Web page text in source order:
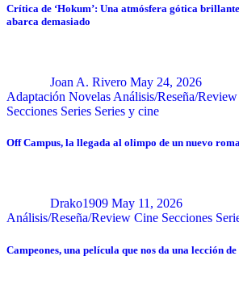
Crítica de ‘Hokum’: Una atmósfera gótica
abarca demasiado
Joan A. Rivero May 24, 2026
Adaptación Novelas Análisis/Reseña/Review
Secciones Series Series y cine
Off Campus, la llegada al olimpo de un nuevo
Drako1909 May 11, 2026
Análisis/Reseña/Review Cine Secciones
Campeones, una película que nos da una lección